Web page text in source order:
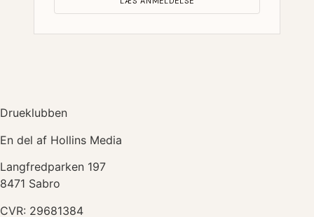
Drueklubben
En del af Hollins Media
Langfredparken 197
8471 Sabro
CVR: 29681384